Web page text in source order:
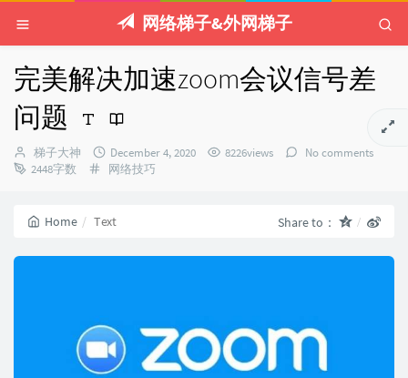
网络梯子&外网梯子
完美解决加速zoom会议信号差
问题
Author：
梯子大神
发
布
December 4, 2020 8226views
No comments
2448字数
Categories：
网络技巧
Home Text Share to：